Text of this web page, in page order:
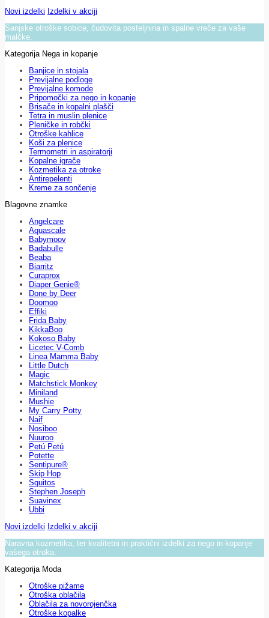
Novi izdelki Izdelki v akciji
Sanjske otroške sobice, čudovita posteljnina in spalne vreče za vaše
malčke.
Kategorija Nega in kopanje
Banjice in stojala
Previjalne podloge
Previjalne komode
Pripomočki za nego in kopanje
Brisače in kopalni plašči
Tetra in muslin plenice
Pleničke in robčki
Otroške kahlice
Koši za plenice
Termometri in aspiratorji
Kopalne igrače
Kozmetika za otroke
Antirepelenti
Kreme za sončenje
Blagovne znamke
Angelcare
Aquascale
Babymoov
Badabulle
Beaba
Biarritz
Curaprox
Diaper Genie®
Done by Deer
Doomoo
Effiki
Frida Baby
KikkaBoo
Kokoso Baby
Licetec V-Comb
Linea Mamma Baby
Little Dutch
Magic
Matchstick Monkey
Miniland
Mushie
My Carry Potty
Naif
Nosiboo
Nuuroo
Petú Petú
Potette
Sentipure®
Skip Hop
Squitos
Stephen Joseph
Suavinex
Ubbi
Novi izdelki Izdelki v akciji
Naravna kozmetika, ter kvalitetni in praktični izdelki za nego in kopanje
vašega otroka.
Kategorija Moda
Otroške pižame
Otroška oblačila
Oblačila za novorojenčka
Otroške kopalke